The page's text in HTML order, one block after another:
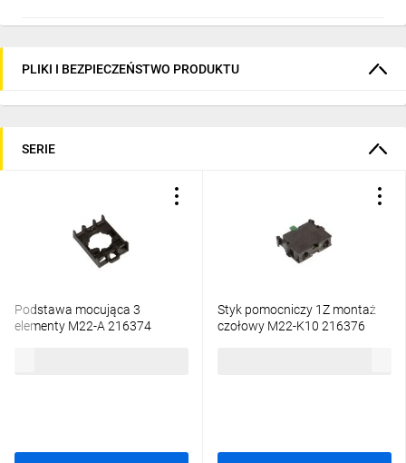
PLIKI I BEZPIECZEŃSTWO PRODUKTU
SERIE
Podstawa mocująca 3
elementy M22-A 216374
Styk pomocniczy 1Z montaż
czołowy M22-K10 216376